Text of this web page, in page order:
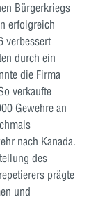
Bürgerkriegs
erfolgreich
verbessert
durch ein
die Firma
verkaufte
Gewehre an
nach Kanada.
des
prägte
und